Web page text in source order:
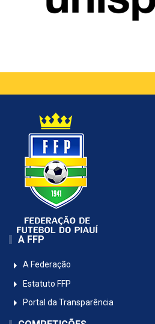
A FFP
A Federação
Estatuto FFP
Portal da Transparência